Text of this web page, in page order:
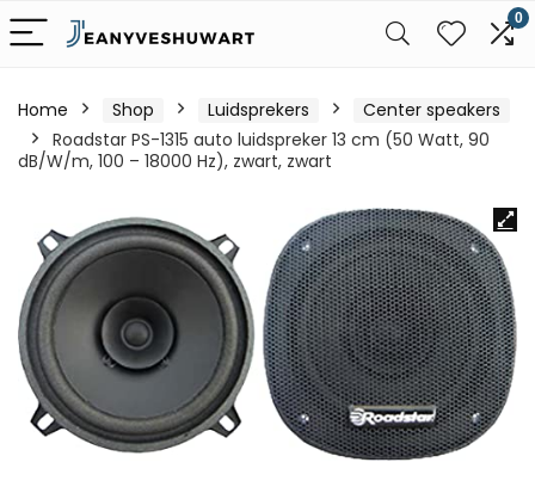
0
Home Shop Luidsprekers
Center speakers
Roadstar PS-1315 auto luidspreker 13 cm (50 Watt, 90
dB/W/m, 100 – 18000 Hz), zwart, zwart